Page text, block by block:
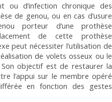
ou d’infection chronique des
de genou, ou en cas d’usure
porteur d’une prothèse
de cette prothèse
peut nécessiter l’utilisation de
de volets osseux ou le
objectif est de restaurer la
l’appui sur le membre opéré
en fonction des gestes